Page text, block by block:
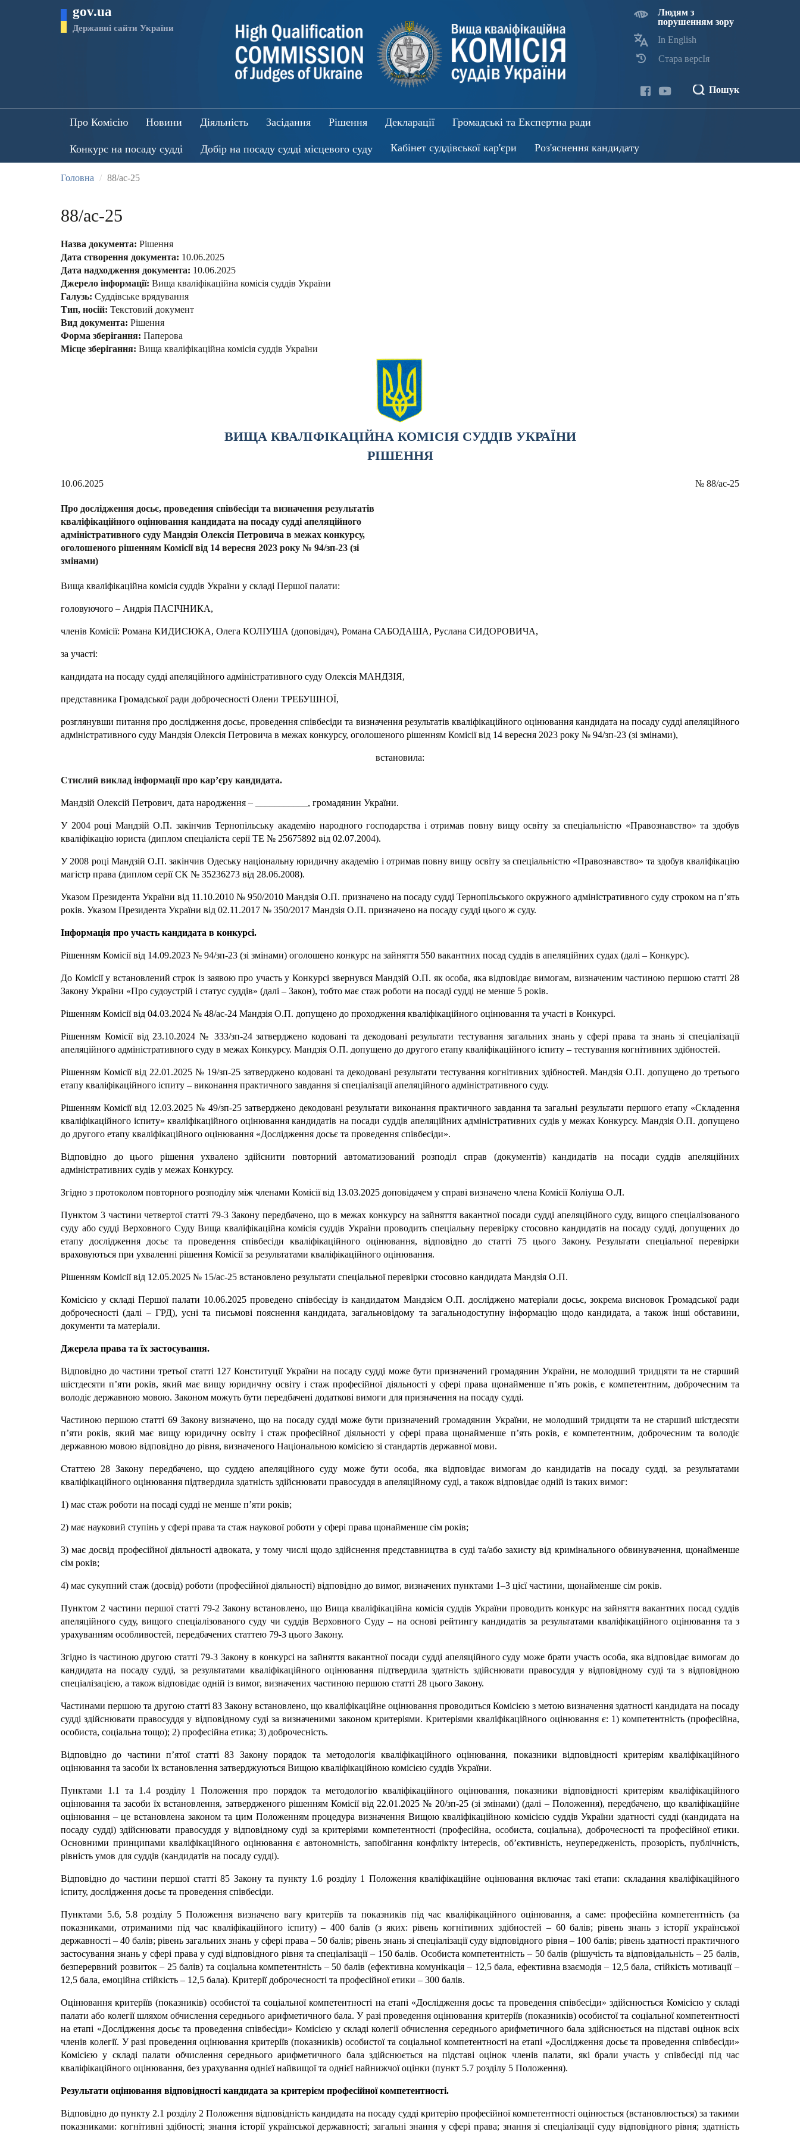
gov.ua
Державні сайти України
Людям з
порушенням зору
In English
Стара версІя
Пошук
Про Комісію Новини Діяльність Засідання Рішення Декларації Громадські та Експертна ради
Конкурс на посаду судді Добір на посаду судді місцевого суду Кабінет суддівської кар'єри Роз'яснення кандидату
Головна 88/ас-25
88/ас-25
Назва документа: Рішення
Дата створення документа: 10.06.2025
Дата надходження документа: 10.06.2025
Джерело інформації: Вища кваліфікаційна комісія суддів України
Галузь: Суддівське врядування
Тип, носій: Текстовий документ
Вид документа: Рішення
Форма зберігання: Паперова
Місце зберігання: Вища кваліфікаційна комісія суддів України
ВИЩА КВАЛІФІКАЦІЙНА КОМІСІЯ СУДДІВ УКРАЇНИ
РІШЕННЯ
10.06.2025 № 88/ас-25
Про дослідження досьє, проведення співбесіди та визначення результатів
кваліфікаційного оцінювання кандидата на посаду судді апеляційного
адміністративного суду Мандзія Олексія Петровича в межах конкурсу,
оголошеного рішенням Комісії від 14 вересня 2023 року № 94/зп-23 (зі
змінами)
Вища кваліфікаційна комісія суддів України у складі Першої палати:
головуючого – Андрія ПАСІЧНИКА,
членів Комісії: Романа КИДИСЮКА, Олега КОЛІУША (доповідач), Романа САБОДАША, Руслана СИДОРОВИЧА,
за участі:
кандидата на посаду судді апеляційного адміністративного суду Олексія МАНДЗІЯ,
представника Громадської ради доброчесності Олени ТРЕБУШНОЇ,
розглянувши питання про дослідження досьє, проведення співбесіди та визначення результатів кваліфікаційного оцінювання кандидата на посаду судді апеляційного
адміністративного суду Мандзія Олексія Петровича в межах конкурсу, оголошеного рішенням Комісії від 14 вересня 2023 року № 94/зп-23 (зі змінами),
встановила:
Стислий виклад інформації про кар’єру кандидата.
Мандзій Олексій Петрович, дата народження – ___________, громадянин України.
У 2004 році Мандзій О.П. закінчив Тернопільську академію народного господарства і отримав повну вищу освіту за спеціальністю «Правознавство» та здобув
кваліфікацію юриста (диплом спеціаліста серії ТЕ № 25675892 від 02.07.2004).
У 2008 році Мандзій О.П. закінчив Одеську національну юридичну академію і отримав повну вищу освіту за спеціальністю «Правознавство» та здобув кваліфікацію
магістр права (диплом серії СК № 35236273 від 28.06.2008).
Указом Президента України від 11.10.2010 № 950/2010 Мандзія О.П. призначено на посаду судді Тернопільського окружного адміністративного суду строком на п’ять
років. Указом Президента України від 02.11.2017 № 350/2017 Мандзія О.П. призначено на посаду судді цього ж суду.
Інформація про участь кандидата в конкурсі.
Рішенням Комісії від 14.09.2023 № 94/зп-23 (зі змінами) оголошено конкурс на зайняття 550 вакантних посад суддів в апеляційних судах (далі – Конкурс).
До Комісії у встановлений строк із заявою про участь у Конкурсі звернувся Мандзій О.П. як особа, яка відповідає вимогам, визначеним частиною першою статті 28
Закону України «Про судоустрій і статус суддів» (далі – Закон), тобто має стаж роботи на посаді судді не менше 5 років.
Рішенням Комісії від 04.03.2024 № 48/ас-24 Мандзія О.П. допущено до проходження кваліфікаційного оцінювання та участі в Конкурсі.
Рішенням Комісії від 23.10.2024 № 333/зп-24 затверджено кодовані та декодовані результати тестування загальних знань у сфері права та знань зі спеціалізації
апеляційного адміністративного суду в межах Конкурсу. Мандзія О.П. допущено до другого етапу кваліфікаційного іспиту – тестування когнітивних здібностей.
Рішенням Комісії від 22.01.2025 № 19/зп-25 затверджено кодовані та декодовані результати тестування когнітивних здібностей. Мандзія О.П. допущено до третього
етапу кваліфікаційного іспиту – виконання практичного завдання зі спеціалізації апеляційного адміністративного суду.
Рішенням Комісії від 12.03.2025 № 49/зп-25 затверджено декодовані результати виконання практичного завдання та загальні результати першого етапу «Складення
кваліфікаційного іспиту» кваліфікаційного оцінювання кандидатів на посади суддів апеляційних адміністративних судів у межах Конкурсу. Мандзія О.П. допущено
до другого етапу кваліфікаційного оцінювання «Дослідження досьє та проведення співбесіди».
Відповідно до цього рішення ухвалено здійснити повторний автоматизований розподіл справ (документів) кандидатів на посади суддів апеляційних
адміністративних судів у межах Конкурсу.
Згідно з протоколом повторного розподілу між членами Комісії від 13.03.2025 доповідачем у справі визначено члена Комісії Коліуша О.Л.
Пунктом 3 частини четвертої статті 79-3 Закону передбачено, що в межах конкурсу на зайняття вакантної посади судді апеляційного суду, вищого спеціалізованого
суду або судді Верховного Суду Вища кваліфікаційна комісія суддів України проводить спеціальну перевірку стосовно кандидатів на посаду судді, допущених до
етапу дослідження досьє та проведення співбесіди кваліфікаційного оцінювання, відповідно до статті 75 цього Закону. Результати спеціальної перевірки
враховуються при ухваленні рішення Комісії за результатами кваліфікаційного оцінювання.
Рішенням Комісії від 12.05.2025 № 15/ас-25 встановлено результати спеціальної перевірки стосовно кандидата Мандзія О.П.
Комісією у складі Першої палати 10.06.2025 проведено співбесіду із кандидатом Мандзієм О.П. досліджено матеріали досьє, зокрема висновок Громадської ради
доброчесності (далі – ГРД), усні та письмові пояснення кандидата, загальновідому та загальнодоступну інформацію щодо кандидата, а також інші обставини,
документи та матеріали.
Джерела права та їх застосування.
Відповідно до частини третьої статті 127 Конституції України на посаду судді може бути призначений громадянин України, не молодший тридцяти та не старший
шістдесяти п’яти років, який має вищу юридичну освіту і стаж професійної діяльності у сфері права щонайменше п’ять років, є компетентним, доброчесним та
володіє державною мовою. Законом можуть бути передбачені додаткові вимоги для призначення на посаду судді.
Частиною першою статті 69 Закону визначено, що на посаду судді може бути призначений громадянин України, не молодший тридцяти та не старший шістдесяти
п’яти років, який має вищу юридичну освіту і стаж професійної діяльності у сфері права щонайменше п’ять років, є компетентним, доброчесним та володіє
державною мовою відповідно до рівня, визначеного Національною комісією зі стандартів державної мови.
Статтею 28 Закону передбачено, що суддею апеляційного суду може бути особа, яка відповідає вимогам до кандидатів на посаду судді, за результатами
кваліфікаційного оцінювання підтвердила здатність здійснювати правосуддя в апеляційному суді, а також відповідає одній із таких вимог:
1) має стаж роботи на посаді судді не менше п’яти років;
2) має науковий ступінь у сфері права та стаж наукової роботи у сфері права щонайменше сім років;
3) має досвід професійної діяльності адвоката, у тому числі щодо здійснення представництва в суді та/або захисту від кримінального обвинувачення, щонайменше
сім років;
4) має сукупний стаж (досвід) роботи (професійної діяльності) відповідно до вимог, визначених пунктами 1–3 цієї частини, щонайменше сім років.
Пунктом 2 частини першої статті 79-2 Закону встановлено, що Вища кваліфікаційна комісія суддів України проводить конкурс на зайняття вакантних посад суддів
апеляційного суду, вищого спеціалізованого суду чи суддів Верховного Суду – на основі рейтингу кандидатів за результатами кваліфікаційного оцінювання та з
урахуванням особливостей, передбачених статтею 79-3 цього Закону.
Згідно із частиною другою статті 79-3 Закону в конкурсі на зайняття вакантної посади судді апеляційного суду може брати участь особа, яка відповідає вимогам до
кандидата на посаду судді, за результатами кваліфікаційного оцінювання підтвердила здатність здійснювати правосуддя у відповідному суді та з відповідною
спеціалізацією, а також відповідає одній із вимог, визначених частиною першою статті 28 цього Закону.
Частинами першою та другою статті 83 Закону встановлено, що кваліфікаційне оцінювання проводиться Комісією з метою визначення здатності кандидата на посаду
судді здійснювати правосуддя у відповідному суді за визначеними законом критеріями. Критеріями кваліфікаційного оцінювання є: 1) компетентність (професійна,
особиста, соціальна тощо); 2) професійна етика; 3) доброчесність.
Відповідно до частини п’ятої статті 83 Закону порядок та методологія кваліфікаційного оцінювання, показники відповідності критеріям кваліфікаційного
оцінювання та засоби їх встановлення затверджуються Вищою кваліфікаційною комісією суддів України.
Пунктами 1.1 та 1.4 розділу 1 Положення про порядок та методологію кваліфікаційного оцінювання, показники відповідності критеріям кваліфікаційного
оцінювання та засоби їх встановлення, затвердженого рішенням Комісії від 22.01.2025 № 20/зп-25 (зі змінами) (далі – Положення), передбачено, що кваліфікаційне
оцінювання – це встановлена законом та цим Положенням процедура визначення Вищою кваліфікаційною комісією суддів України здатності судді (кандидата на
посаду судді) здійснювати правосуддя у відповідному суді за критеріями компетентності (професійна, особиста, соціальна), доброчесності та професійної етики.
Основними принципами кваліфікаційного оцінювання є автономність, запобігання конфлікту інтересів, об’єктивність, неупередженість, прозорість, публічність,
рівність умов для суддів (кандидатів на посаду судді).
Відповідно до частини першої статті 85 Закону та пункту 1.6 розділу 1 Положення кваліфікаційне оцінювання включає такі етапи: складання кваліфікаційного
іспиту, дослідження досьє та проведення співбесіди.
Пунктами 5.6, 5.8 розділу 5 Положення визначено вагу критеріїв та показників під час кваліфікаційного оцінювання, а саме: професійна компетентність (за
показниками, отриманими під час кваліфікаційного іспиту) – 400 балів (з яких: рівень когнітивних здібностей – 60 балів; рівень знань з історії української
державності – 40 балів; рівень загальних знань у сфері права – 50 балів; рівень знань зі спеціалізації суду відповідного рівня – 100 балів; рівень здатності практичного
застосування знань у сфері права у суді відповідного рівня та спеціалізації – 150 балів. Особиста компетентність – 50 балів (рішучість та відповідальність – 25 балів,
безперервний розвиток – 25 балів) та соціальна компетентність – 50 балів (ефективна комунікація – 12,5 бала, ефективна взаємодія – 12,5 бала, стійкість мотивації –
12,5 бала, емоційна стійкість – 12,5 бала). Критерії доброчесності та професійної етики – 300 балів.
Оцінювання критеріїв (показників) особистої та соціальної компетентності на етапі «Дослідження досьє та проведення співбесіди» здійснюється Комісією у складі
палати або колегії шляхом обчислення середнього арифметичного бала. У разі проведення оцінювання критеріїв (показників) особистої та соціальної компетентності
на етапі «Дослідження досьє та проведення співбесіди» Комісією у складі колегії обчислення середнього арифметичного бала здійснюється на підставі оцінок всіх
членів колегії. У разі проведення оцінювання критеріїв (показників) особистої та соціальної компетентності на етапі «Дослідження досьє та проведення співбесіди»
Комісією у складі палати обчислення середнього арифметичного бала здійснюється на підставі оцінок членів палати, які брали участь у співбесіді під час
кваліфікаційного оцінювання, без урахування однієї найвищої та однієї найнижчої оцінки (пункт 5.7 розділу 5 Положення).
Результати оцінювання відповідності кандидата за критерієм професійної компетентності.
Відповідно до пункту 2.1 розділу 2 Положення відповідність кандидата на посаду судді критерію професійної компетентності оцінюється (встановлюється) за такими
показниками: когнітивні здібності; знання історії української державності; загальні знання у сфері права; знання зі спеціалізації суду відповідного рівня; здатність